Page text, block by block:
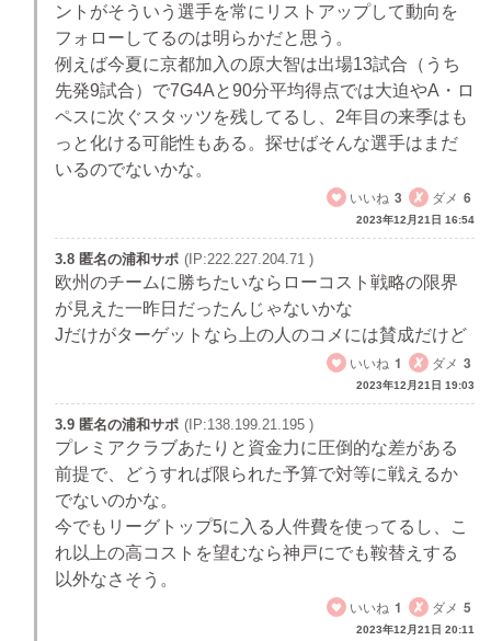
ントがそういう選手を常にリストアップして動向を
フォローしてるのは明らかだと思う。
例えば今夏に京都加入の原大智は出場13試合（うち
先発9試合）で7G4Aと90分平均得点では大迫やA・ロ
ペスに次ぐスタッツを残してるし、2年目の来季はも
っと化ける可能性もある。探せばそんな選手はまだ
いるのでないかな。
いいね 3 ダメ 6
2023年12月21日 16:54
3.8 匿名の浦和サポ (IP:222.227.204.71 )
欧州のチームに勝ちたいならローコスト戦略の限界
が見えた一昨日だったんじゃないかな
Jだけがターゲットなら上の人のコメには賛成だけど
いいね 1 ダメ 3
2023年12月21日 19:03
3.9 匿名の浦和サポ (IP:138.199.21.195 )
プレミアクラブあたりと資金力に圧倒的な差がある
前提で、どうすれば限られた予算で対等に戦えるか
でないのかな。
今でもリーグトップ5に入る人件費を使ってるし、こ
れ以上の高コストを望むなら神戸にでも鞍替えする
以外なさそう。
いいね 1 ダメ 5
2023年12月21日 20:11